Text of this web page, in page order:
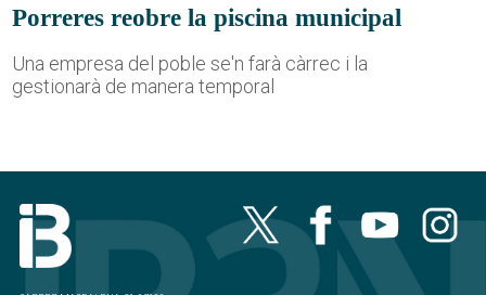
Porreres reobre la piscina municipal
Una empresa del poble se'n farà càrrec i la
gestionarà de manera temporal